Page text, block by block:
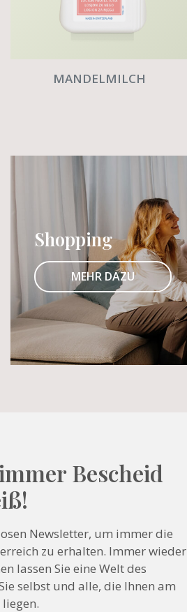
MANDELMILCH
Shopping
MEHR DAZU
Bescheid
Newsletter, um immer die
zu erhalten. Immer wieder
lassen Sie eine Welt des
selbst und alle, die Ihnen am